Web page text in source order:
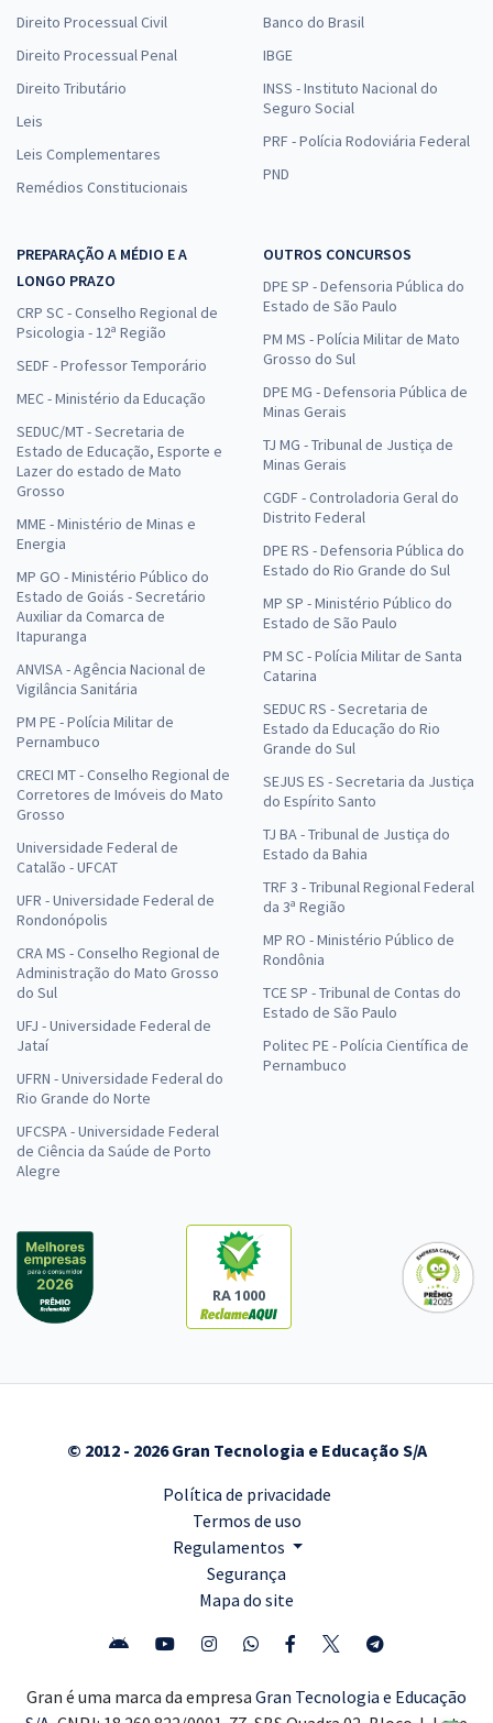
Direito Processual Civil
Direito Processual Penal
Direito Tributário
Leis
Leis Complementares
Remédios Constitucionais
Banco do Brasil
IBGE
INSS - Instituto Nacional do
Seguro Social
PRF - Polícia Rodoviária Federal
PND
PREPARAÇÃO A MÉDIO E A
LONGO PRAZO
CRP SC - Conselho Regional de
Psicologia - 12ª Região
SEDF - Professor Temporário
MEC - Ministério da Educação
SEDUC/MT - Secretaria de
Estado de Educação, Esporte e
Lazer do estado de Mato
Grosso
MME - Ministério de Minas e
Energia
MP GO - Ministério Público do
Estado de Goiás - Secretário
Auxiliar da Comarca de
Itapuranga
ANVISA - Agência Nacional de
Vigilância Sanitária
PM PE - Polícia Militar de
Pernambuco
CRECI MT - Conselho Regional de
Corretores de Imóveis do Mato
Grosso
Universidade Federal de
Catalão - UFCAT
UFR - Universidade Federal de
Rondonópolis
CRA MS - Conselho Regional de
Administração do Mato Grosso
do Sul
UFJ - Universidade Federal de
Jataí
UFRN - Universidade Federal do
Rio Grande do Norte
UFCSPA - Universidade Federal
de Ciência da Saúde de Porto
Alegre
OUTROS CONCURSOS
DPE SP - Defensoria Pública do
Estado de São Paulo
PM MS - Polícia Militar de Mato
Grosso do Sul
DPE MG - Defensoria Pública de
Minas Gerais
TJ MG - Tribunal de Justiça de
Minas Gerais
CGDF - Controladoria Geral do
Distrito Federal
DPE RS - Defensoria Pública do
Estado do Rio Grande do Sul
MP SP - Ministério Público do
Estado de São Paulo
PM SC - Polícia Militar de Santa
Catarina
SEDUC RS - Secretaria de
Estado da Educação do Rio
Grande do Sul
SEJUS ES - Secretaria da Justiça
do Espírito Santo
TJ BA - Tribunal de Justiça do
Estado da Bahia
TRF 3 - Tribunal Regional Federal
da 3ª Região
MP RO - Ministério Público de
Rondônia
TCE SP - Tribunal de Contas do
Estado de São Paulo
Politec PE - Polícia Científica de
Pernambuco
RA 1000
© 2012 - 2026 Gran Tecnologia e Educação S/A
Política de privacidade
Termos de uso
Regulamentos
Segurança
Mapa do site
Gran é uma marca da empresa Gran Tecnologia e Educação